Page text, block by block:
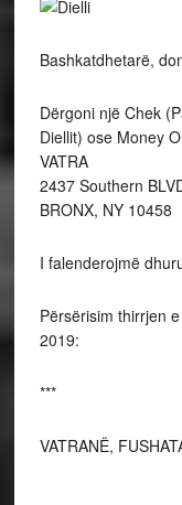
Bashkatdhetarë,
Dërgoni një Chek
Diellit) ose Money
VATRA
2437 Southern
BRONX, NY 10458
I falenderojmë
Përsërisim thirrjen
2019:
***
VATRANË,